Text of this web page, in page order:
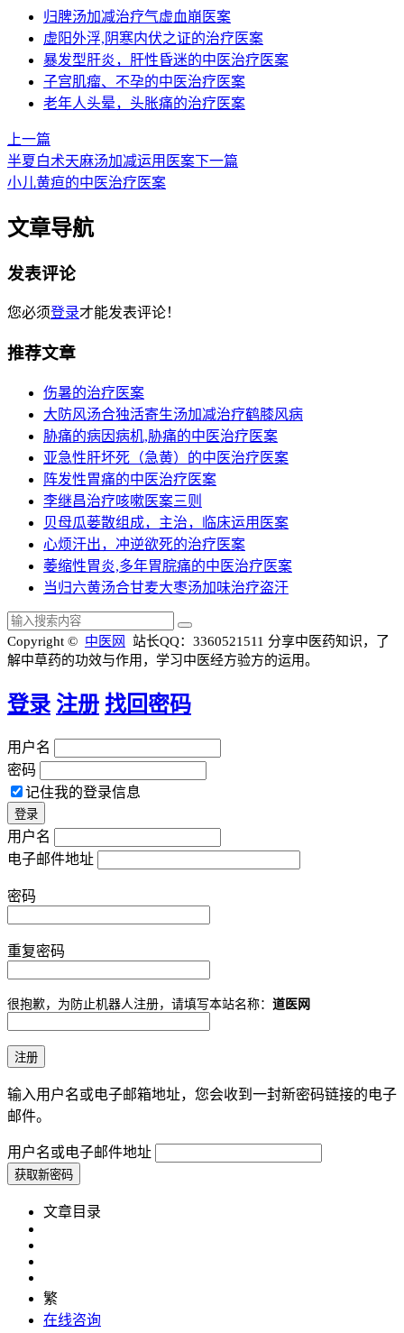
归脾汤加减治疗气虚血崩医案
虚阳外浮,阴寒内伏之证的治疗医案
暴发型肝炎，肝性昏迷的中医治疗医案
子宫肌瘤、不孕的中医治疗医案
老年人头晕，头胀痛的治疗医案
上一篇
半夏白术天麻汤加减运用医案下一篇
小儿黄疸的中医治疗医案
文章导航
发表评论
您必须登录才能发表评论！
推荐文章
伤暑的治疗医案
大防风汤合独活寄生汤加减治疗鹤膝风病
胁痛的病因病机,胁痛的中医治疗医案
亚急性肝坏死（急黄）的中医治疗医案
阵发性胃痛的中医治疗医案
李继昌治疗咳嗽医案三则
贝母瓜蒌散组成，主治，临床运用医案
心烦汗出，冲逆欲死的治疗医案
萎缩性胃炎,多年胃脘痛的中医治疗医案
当归六黄汤合甘麦大枣汤加味治疗盗汗
Copyright © 中医网 站长QQ：3360521511 分享中医药知识，了
解中草药的功效与作用，学习中医经方验方的运用。
登录 注册 找回密码
用户名
密码
记住我的登录信息
用户名
电子邮件地址
密码
重复密码
很抱歉，为防止机器人注册，请填写本站名称： 道医网
输入用户名或电子邮箱地址，您会收到一封新密码链接的电子
邮件。
用户名或电子邮件地址
文章目录
繁
在线咨询